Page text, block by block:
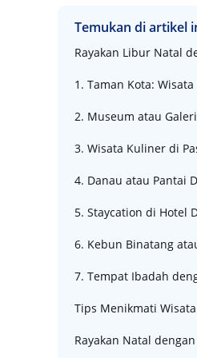
Temukan di artikel
Rayakan Libur Natal
1. Taman Kota:
2. Museum atau
3. Wisata Kuliner di
4. Danau atau Pantai
5. Staycation di Hotel
6. Kebun Binatang
7. Tempat Ibadah
Tips Menikmati
Rayakan Natal